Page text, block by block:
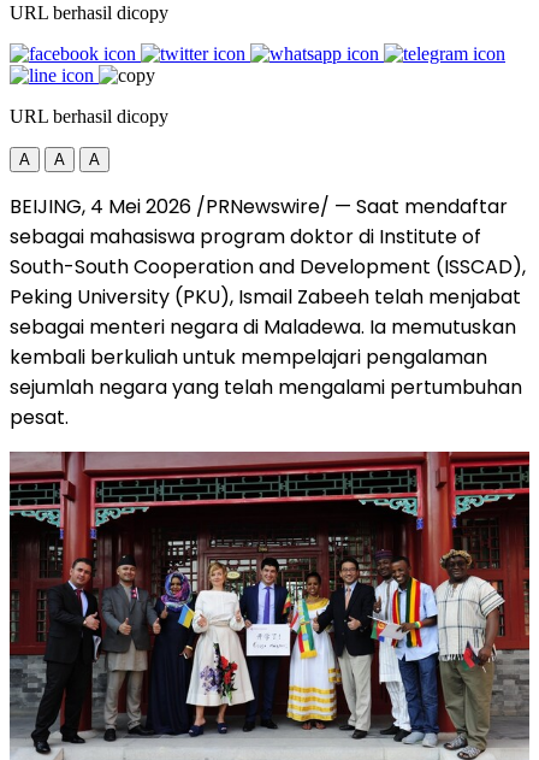
URL berhasil dicopy
URL berhasil dicopy
A A A
BEIJING, 4 Mei 2026 /PRNewswire/ — Saat mendaftar
sebagai mahasiswa program doktor di Institute of
South-South Cooperation and Development (ISSCAD),
Peking University (PKU), Ismail Zabeeh telah menjabat
sebagai menteri negara di Maladewa. Ia memutuskan
kembali berkuliah untuk mempelajari pengalaman
sejumlah negara yang telah mengalami pertumbuhan
pesat.